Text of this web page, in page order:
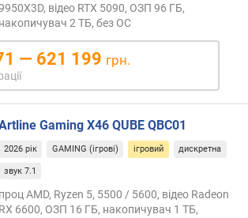
відео RTX 5090, ОЗП 96 ГБ,
накопичувач 2 ТБ, без ОС
— 621 199 грн.
Gaming X46 QUBE QBC01
2026 рік GAMING (ігрові) ігровий дискретна
звук 7.1
проц AMD, Ryzen 5, 5500 / 5600, відео Radeon
RX 6600, ОЗП 16 ГБ, накопичувач 1 ТБ,